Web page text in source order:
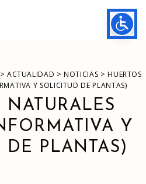
polanco
> ACTUALIDAD >NOTICIAS >HUERTOS
Y SOLICITUD DE PLANTAS)
NATURALES
Y
DE PLANTAS)